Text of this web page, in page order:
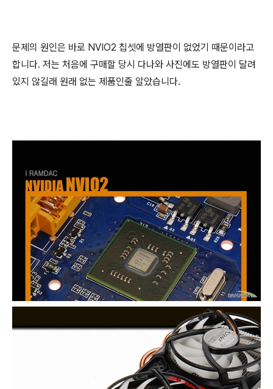
문제의 원인은 바로 NVIO2 칩셋에 방열판이 없었기 때문이라고
합니다. 저는 처음에 구매할 당시 다나와 사진에도 방열판이 달려
있지 않길래 원래 없는 제품인줄 알았습니다.